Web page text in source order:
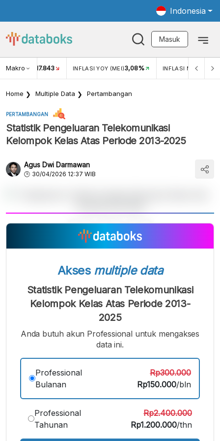
Indonesia
Masuk
Makro
USD/IDR 17.843 INFLASI YOY (MEI)3,08% INFLASI MOM (MEI)
Home Multiple Data Pertambangan
PERTAMBANGAN
Statistik Pengeluaran Telekomunikasi
Kelompok Kelas Atas Periode 2013-2025
Agus Dwi Darmawan
30/04/2026 12:37 WIB
Font
Kecil
FontFont
Besar
Akses multiple data
Statistik Pengeluaran Telekomunikasi
Kelompok Kelas Atas Periode 2013-
2025
Anda butuh akun Professional untuk mengakses
data ini.
Professional
Bulanan
Rp300.000
Rp150.000/bln
Professional
Tahunan
Rp2.400.000
Rp1.200.000/thn